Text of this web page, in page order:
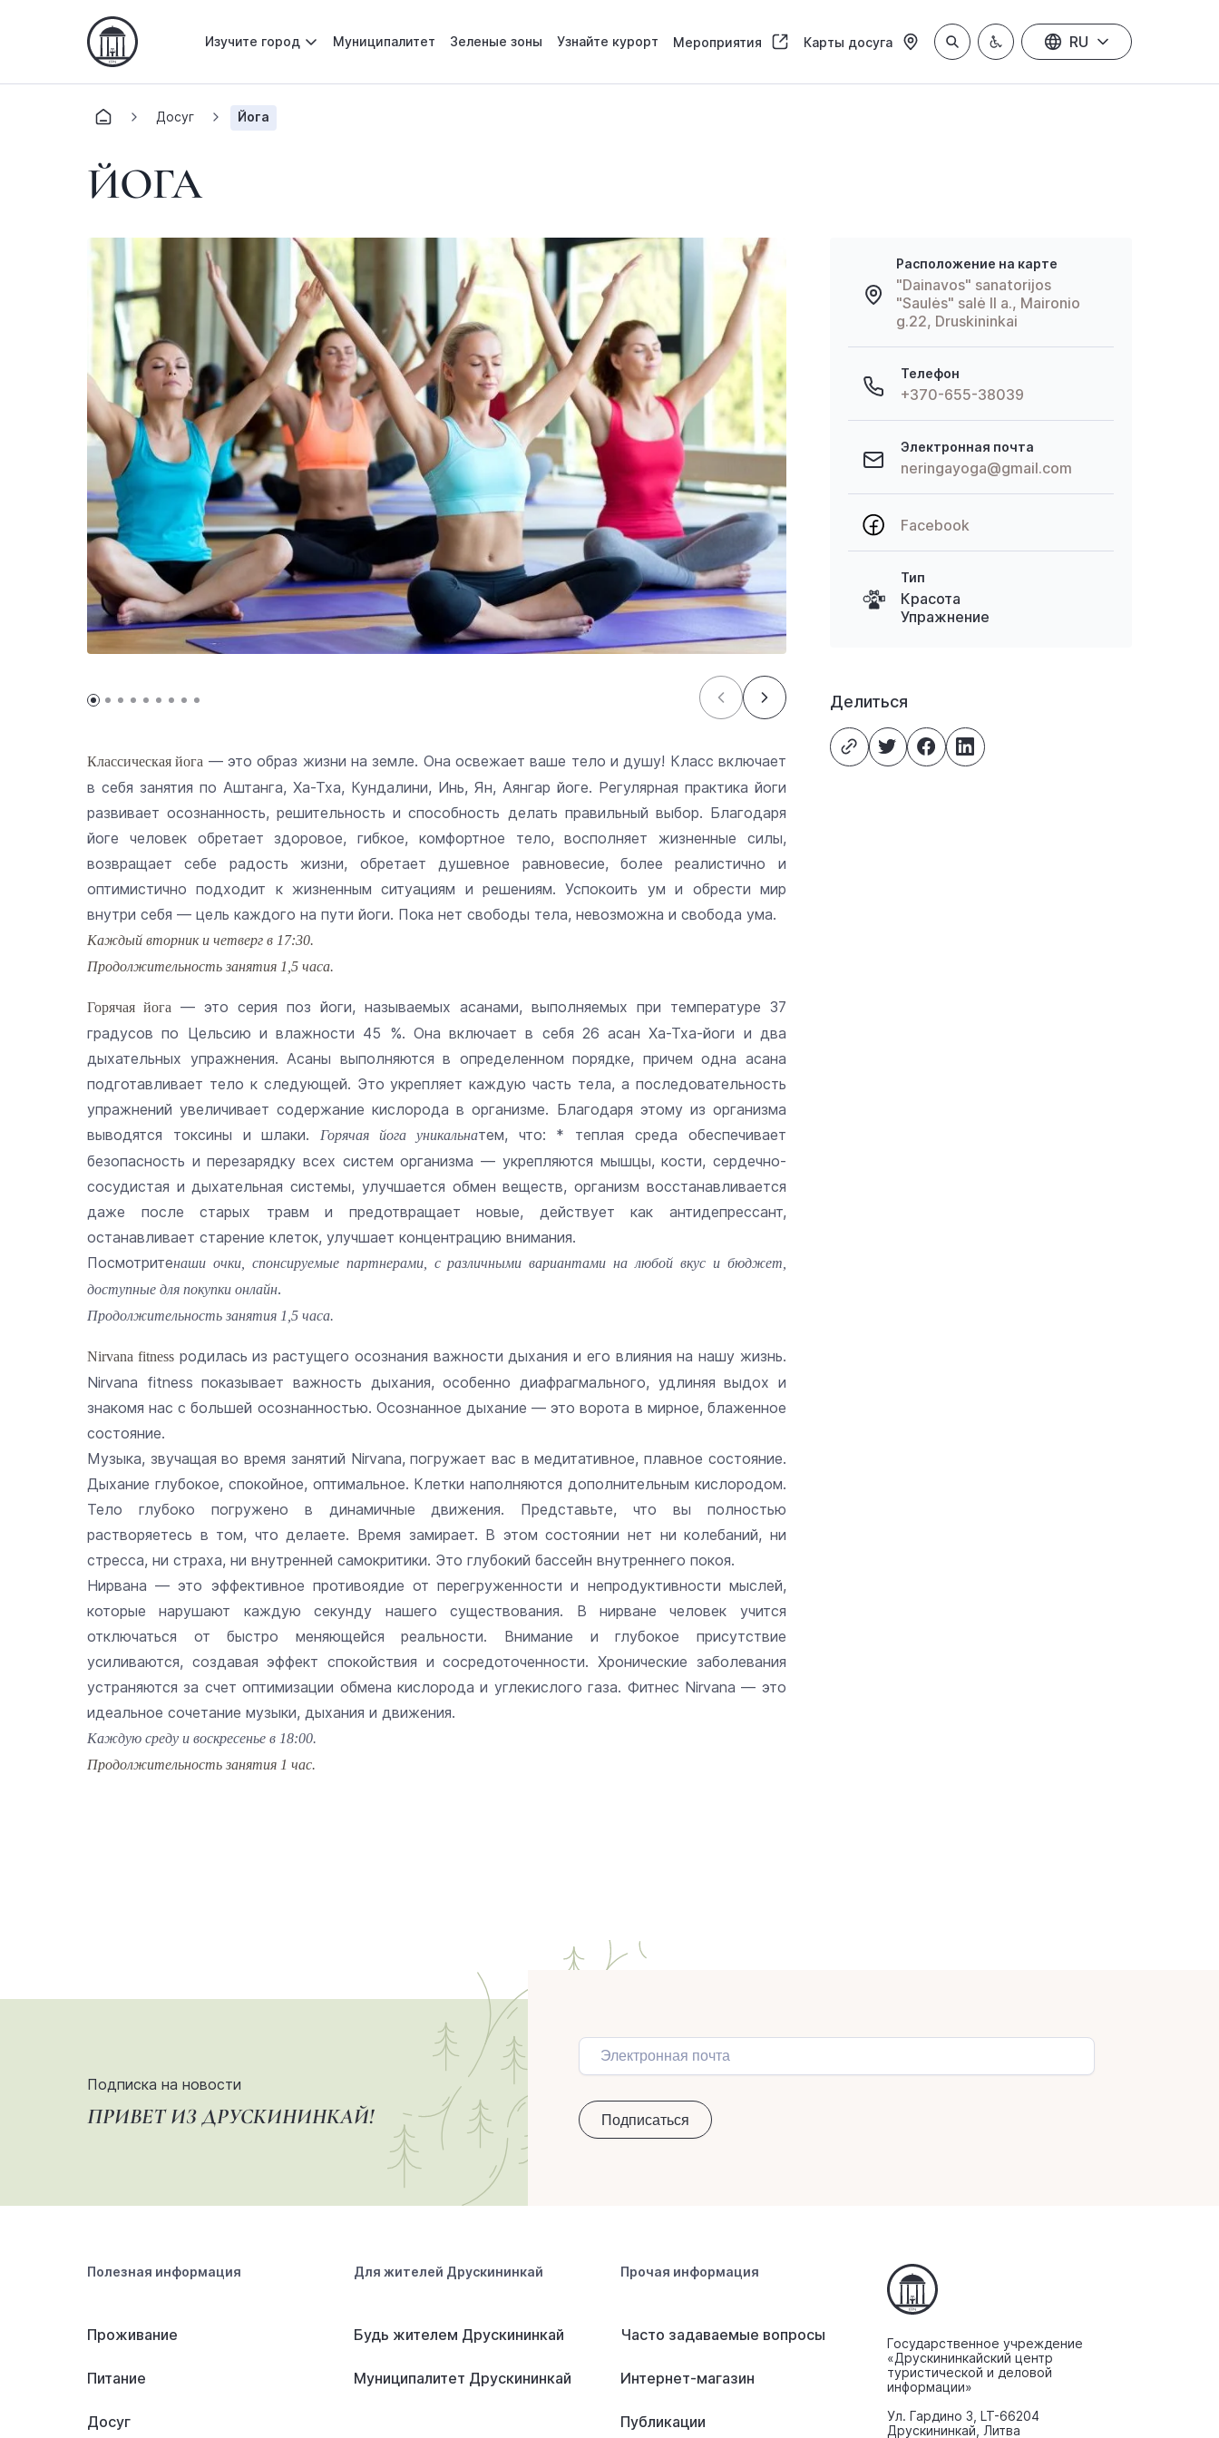
Изучите город Муниципалитет Зеленые зоны Узнайте курорт Мероприятия Карты досуга RU
Досуг Йога
ЙОГА
Классическая йога — это образ жизни на земле. Она освежает ваше тело и душу! Класс включает
в себя занятия по Аштанга, Ха-Тха, Кундалини, Инь, Ян, Аянгар йоге. Регулярная практика йоги
развивает осознанность, решительность и способность делать правильный выбор. Благодаря
йоге человек обретает здоровое, гибкое, комфортное тело, восполняет жизненные силы,
возвращает себе радость жизни, обретает душевное равновесие, более реалистично и
оптимистично подходит к жизненным ситуациям и решениям. Успокоить ум и обрести мир
внутри себя — цель каждого на пути йоги. Пока нет свободы тела, невозможна и свобода ума.
Каждый вторник и четверг в 17:30.
Продолжительность занятия 1,5 часа.
Горячая йога
— это серия поз йоги, называемых асанами, выполняемых при температуре 37
градусов по Цельсию и влажности 45 %. Она включает в себя 26 асан Ха-Тха-йоги и два
дыхательных упражнения. Асаны выполняются в определенном порядке, причем одна асана
подготавливает тело к следующей. Это укрепляет каждую часть тела, а последовательность
упражнений увеличивает содержание кислорода в организме. Благодаря этому из организма
выводятся токсины и шлаки.Горячая йога уникальнатем, что: * теплая среда обеспечивает
безопасность и перезарядку всех систем организма — укрепляются мышцы, кости, сердечно-
сосудистая и дыхательная системы, улучшается обмен веществ, организм восстанавливается
даже после старых травм и предотвращает новые, действует как антидепрессант,
останавливает старение клеток, улучшает концентрацию внимания.
Посмотритенаши очки, спонсируемые партнерами, с различными вариантами на любой вкус и бюджет,
доступные для покупки онлайн.
Продолжительность занятия 1,5 часа.
Nirvana fitnessродилась из растущего осознания важности дыхания и его влияния на нашу жизнь.
Nirvana fitness показывает важность дыхания, особенно диафрагмального, удлиняя выдох и
знакомя нас с большей осознанностью. Осознанное дыхание — это ворота в мирное, блаженное
состояние.
Музыка, звучащая во время занятий Nirvana, погружает вас в медитативное, плавное состояние.
Дыхание глубокое, спокойное, оптимальное. Клетки наполняются дополнительным кислородом.
Тело глубоко погружено в динамичные движения. Представьте, что вы полностью
растворяетесь в том, что делаете. Время замирает. В этом состоянии нет ни колебаний, ни
стресса, ни страха, ни внутренней самокритики. Это глубокий бассейн внутреннего покоя.
Нирвана — это эффективное противоядие от перегруженности и непродуктивности мыслей,
которые нарушают каждую секунду нашего существования. В нирване человек учится
отключаться от быстро меняющейся реальности. Внимание и глубокое присутствие
усиливаются, создавая эффект спокойствия и сосредоточенности. Хронические заболевания
устраняются за счет оптимизации обмена кислорода и углекислого газа. Фитнес Nirvana — это
идеальное сочетание музыки, дыхания и движения.
Каждую среду и воскресенье в 18:00.
Продолжительность занятия 1 час.
Расположение на карте
"Dainavos" sanatorijos
"Saulės" salė II a., Maironio
g.22, Druskininkai
Телефон
+370-655-38039
Электронная почта
neringayoga@gmail.com
Facebook
Тип
Красота
Упражнение
Делиться
Подписка на новости
ПРИВЕТ ИЗ ДРУСКИНИНКАЙ!
Полезная информация
Проживание
Питание
Досуг
Для жителей Друскининкай
Будь жителем Друскининкай
Муниципалитет Друскининкай
Прочая информация
Часто задаваемые вопросы
Интернет-магазин
Публикации
Государственное учреждение
«Друскининкайский центр
туристической и деловой
информации»
Ул. Гардино 3, LT-66204
Друскининкай, Литва